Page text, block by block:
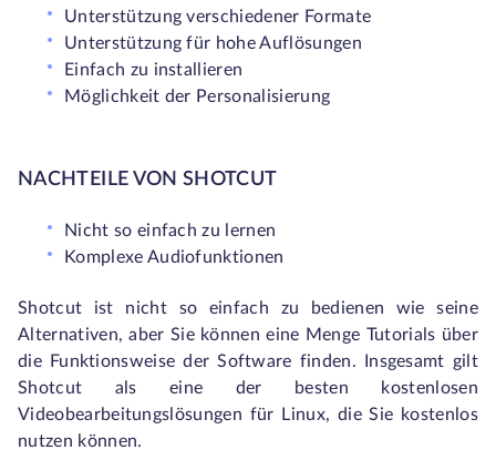
Unterstützung verschiedener Formate
Unterstützung für hohe Auflösungen
Einfach zu installieren
Möglichkeit der Personalisierung
NACHTEILE VON SHOTCUT
Nicht so einfach zu lernen
Komplexe Audiofunktionen
Shotcut ist nicht so einfach zu bedienen wie seine
Alternativen, aber Sie können eine Menge Tutorials über
die Funktionsweise der Software finden. Insgesamt gilt
Shotcut als eine der besten kostenlosen
Videobearbeitungslösungen für Linux, die Sie kostenlos
nutzen können.